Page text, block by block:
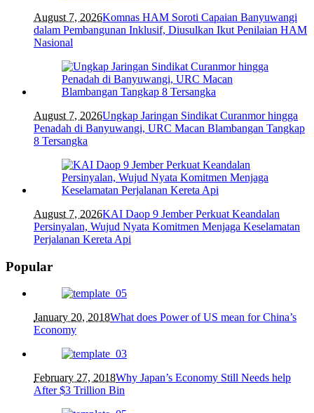
August 7, 2026Komnas HAM Soroti Capaian Banyuwangi
dalam Pembangunan Inklusif, Diusulkan Ikut Penilaian HAM
Nasional
August 7, 2026Ungkap Jaringan Sindikat Curanmor hingga
Penadah di Banyuwangi, URC Macan Blambangan Tangkap
8 Tersangka
August 7, 2026KAI Daop 9 Jember Perkuat Keandalan
Persinyalan, Wujud Nyata Komitmen Menjaga Keselamatan
Perjalanan Kereta Api
Popular
January 20, 2018What does Power of US mean for China’s
Economy
February 27, 2018Why Japan’s Economy Still Needs help
After $3 Trillion Bin